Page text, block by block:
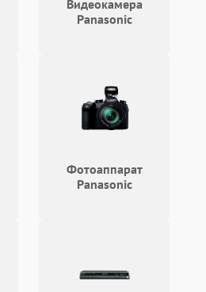
Подробнее →
Видеокамера
Panasonic
Фотоаппарат
Panasonic